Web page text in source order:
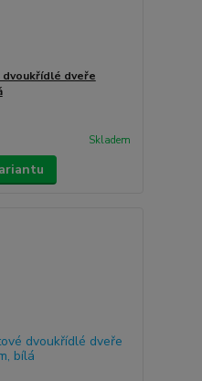
dveře
Skladem